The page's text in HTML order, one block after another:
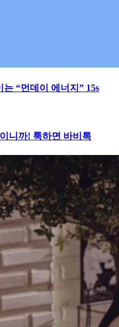
“먼데이 에너지” 15s
니까! 툭하면 바비톡